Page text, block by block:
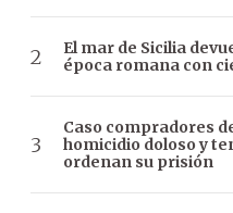
El mar de Sicilia
época romana con
Caso compradores
homicidio doloso y
ordenan su prisión